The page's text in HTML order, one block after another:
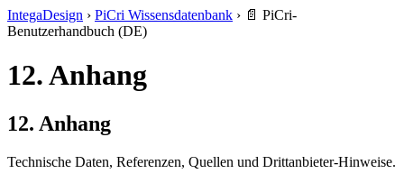
IntegaDesign › PiCri Wissensdatenbank › 📄 PiCri-
Benutzerhandbuch (DE)
12. Anhang
12. Anhang
Technische Daten, Referenzen, Quellen und Drittanbieter-Hinweise.